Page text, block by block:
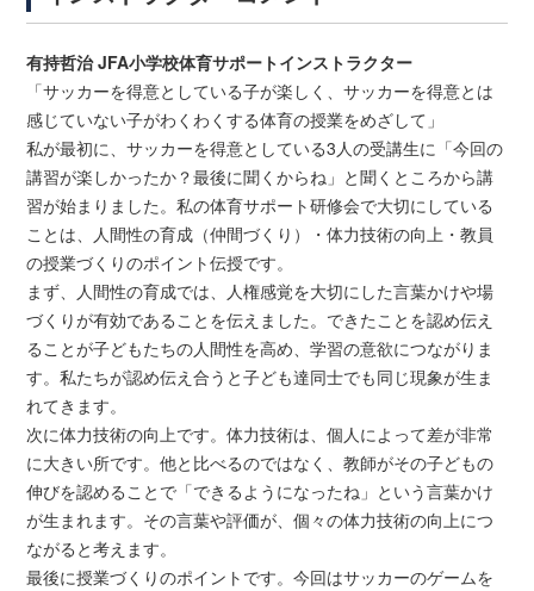
有持哲治 JFA小学校体育サポートインストラクター
「サッカーを得意としている子が楽しく、サッカーを得意とは
感じていない子がわくわくする体育の授業をめざして」
私が最初に、サッカーを得意としている3人の受講生に「今回の
講習が楽しかったか？最後に聞くからね」と聞くところから講
習が始まりました。私の体育サポート研修会で大切にしている
ことは、人間性の育成（仲間づくり）・体力技術の向上・教員
の授業づくりのポイント伝授です。
まず、人間性の育成では、人権感覚を大切にした言葉かけや場
づくりが有効であることを伝えました。できたことを認め伝え
ることが子どもたちの人間性を高め、学習の意欲につながりま
す。私たちが認め伝え合うと子ども達同士でも同じ現象が生ま
れてきます。
次に体力技術の向上です。体力技術は、個人によって差が非常
に大きい所です。他と比べるのではなく、教師がその子どもの
伸びを認めることで「できるようになったね」という言葉かけ
が生まれます。その言葉や評価が、個々の体力技術の向上につ
ながると考えます。
最後に授業づくりのポイントです。今回はサッカーのゲームを